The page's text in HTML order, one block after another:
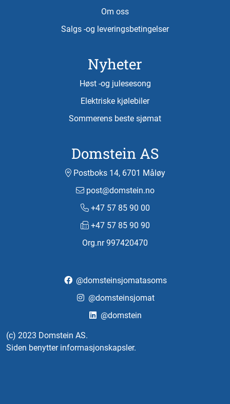
(c) 2023 Domstein AS.
Siden benytter informasjonskapsler.
Om oss
Salgs -og leveringsbetingelser
Nyheter
Høst -og julesesong
Elektriske kjølebiler
Sommerens beste sjømat
Domstein AS
Postboks 14, 6701 Måløy
post@domstein.no
+47 57 85 90 00
+47 57 85 90 90
Org.nr 997420470
@domsteinsjomatasoms
@domsteinsjomat
@domstein